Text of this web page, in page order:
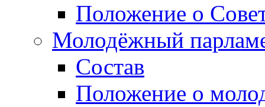
Положение о
Молодёжный
Состав
Положение о